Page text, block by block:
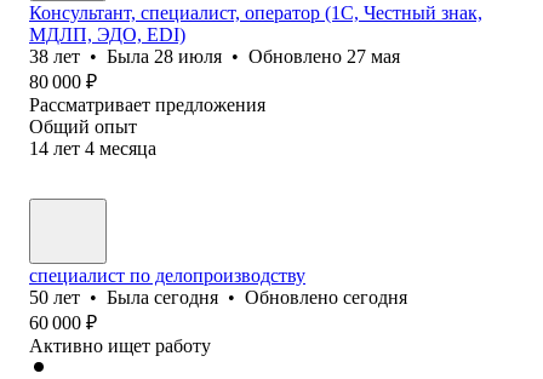
Консультант, специалист, оператор (1С, Честный знак,
МДЛП, ЭДО, EDI)
38 лет • Была 28 июля • Обновлено 27 мая
80 000 ₽
Рассматривает предложения
Общий опыт
14 лет 4 месяца
специалист по делопроизводству
50 лет • Была сегодня • Обновлено сегодня
60 000 ₽
Активно ищет работу